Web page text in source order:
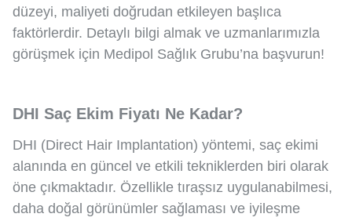
düzeyi, maliyeti doğrudan etkileyen başlıca
faktörlerdir. Detaylı bilgi almak ve uzmanlarımızla
görüşmek için Medipol Sağlık Grubu’na başvurun!
DHI Saç Ekim Fiyatı Ne Kadar?
DHI (Direct Hair Implantation) yöntemi, saç ekimi
alanında en güncel ve etkili tekniklerden biri olarak
öne çıkmaktadır. Özellikle tıraşsız uygulanabilmesi,
daha doğal görünümler sağlaması ve iyileşme